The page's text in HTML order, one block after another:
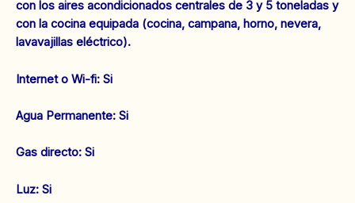
con los aires acondicionados centrales de 3 y 5 toneladas y
con la cocina equipada (cocina, campana, horno, nevera,
lavavajillas eléctrico).
‌Internet o Wi-fi: Si
‌Agua Permanente: Si
‌Gas directo: Si
‌Luz: Si